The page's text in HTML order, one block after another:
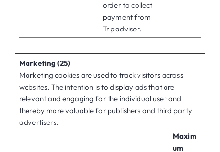
order to collect
payment from
Tripadviser.
Marketing (25)
Marketing cookies are used to track visitors across
websites. The intention is to display ads that are
relevant and engaging for the individual user and
thereby more valuable for publishers and third party
advertisers.
Maxim
um